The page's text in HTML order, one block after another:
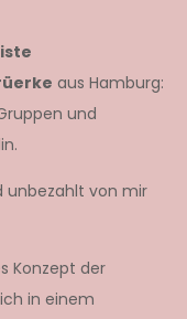
aus Hamburg:
und
unbezahlt von mir
Konzept der
in einem